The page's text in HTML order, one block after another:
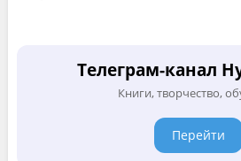
Телеграм-канал
Книги, творчество,
Перейти